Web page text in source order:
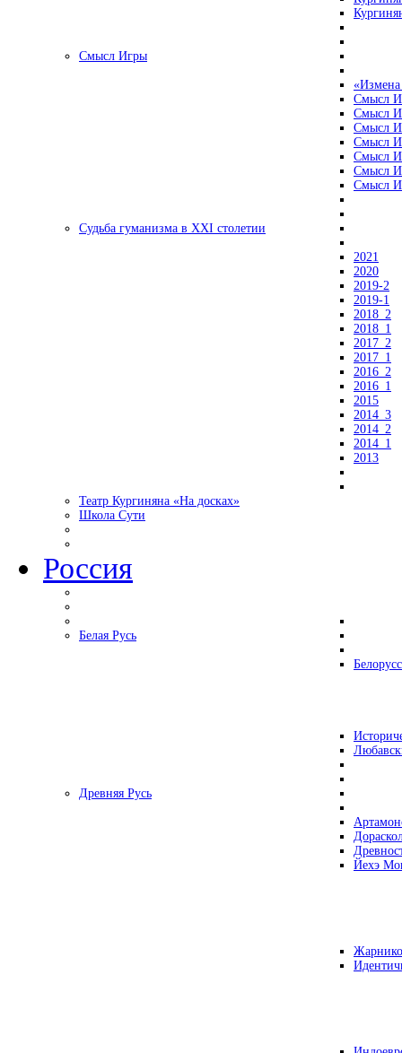
Смысл Игры
«Измена
Смысл
Смысл
Смысл
Смысл
Смысл
Смысл
Смысл
Судьба гуманизма в XXI столетии
2021
2020
2019-2
2019-1
2018_2
2018_1
2017_2
2017_1
2016_2
2016_1
2015
2014_3
2014_2
2014_1
2013
Театр Кургиняна «На досках»
Школа Сути
Россия
Белая Русь
Древняя Русь
Йехэ